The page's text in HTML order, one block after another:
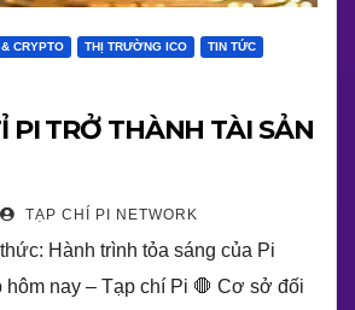
CRYPTO THỊ TRƯỜNG ICO TIN TỨC
PI TRỞ THÀNH TÀI SẢN
TẠP CHÍ PI NETWORK
Hành trình tỏa sáng của Pi
hôm nay – Tạp chí Pi 🛑 Cơ sở đối